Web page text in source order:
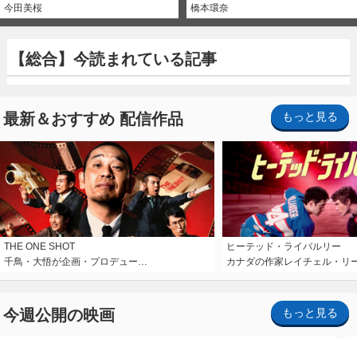
今田美桜 橋本環奈
【総合】今読まれている記事
最新＆おすすめ 配信作品 もっと見る
THE ONE SHOT
千鳥・大悟が企画・プロデュー…
ヒーテッド・ライバルリー
カナダの作家レイチェル・リ
今週公開の映画 もっと見る